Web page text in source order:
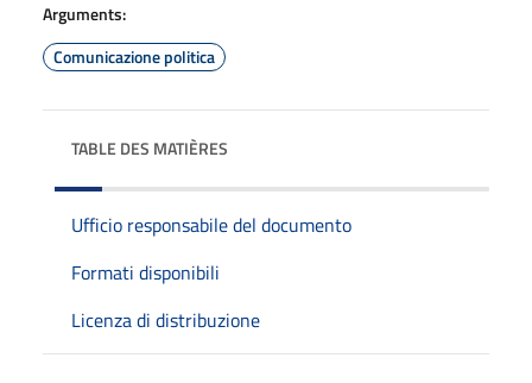
Arguments:
Comunicazione politica
TABLE DES MATIÈRES
Ufficio responsabile del documento
Formati disponibili
Licenza di distribuzione